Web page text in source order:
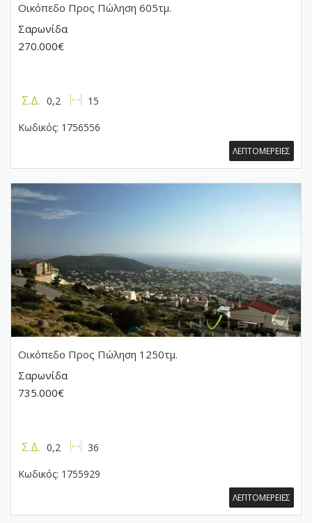
Οικόπεδο Προς Πώληση 605τμ.
Σαρωνίδα
270.000€
Σ.Δ. 0,2
15
Κωδικός: 1756556
ΛΕΠΤΟΜΕΡΕΙΕΣ
Οικόπεδο Προς Πώληση 1250τμ.
Σαρωνίδα
735.000€
Σ.Δ. 0,2
36
Κωδικός: 1755929
ΛΕΠΤΟΜΕΡΕΙΕΣ